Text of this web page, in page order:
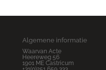
Algemene informatie
Waarvan Acte
Heereweg 56
1901 ME Castricum